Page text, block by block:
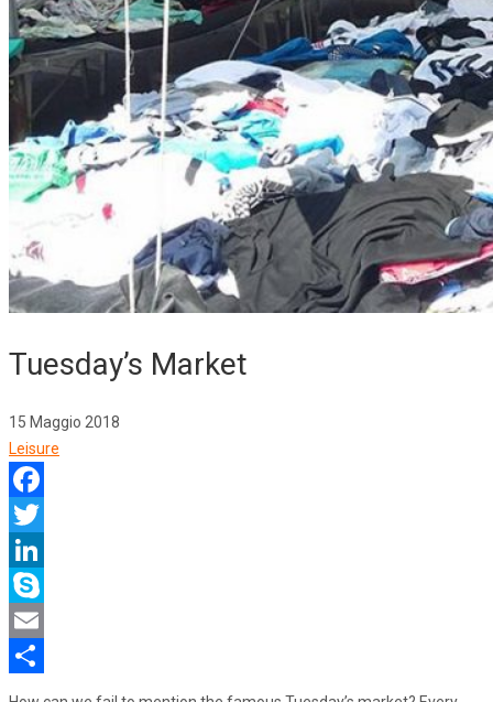
Tuesday’s Market
15 Maggio 2018
Leisure
Facebook
Twitter
LinkedIn
Skype
Email